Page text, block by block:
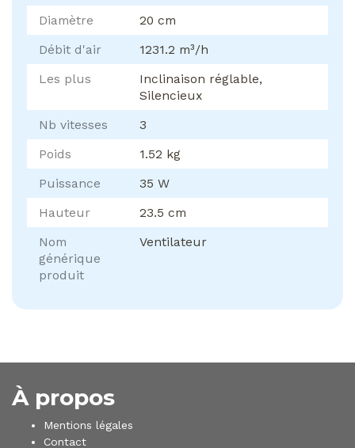
Diamètre
20 cm
Débit d'air
1231.2 m³/h
Les plus
Inclinaison réglable,
Silencieux
Nb vitesses
3
Poids
1.52 kg
Puissance
35 W
Hauteur
23.5 cm
Nom
générique
produit
Ventilateur
À propos
Mentions légales
Contact